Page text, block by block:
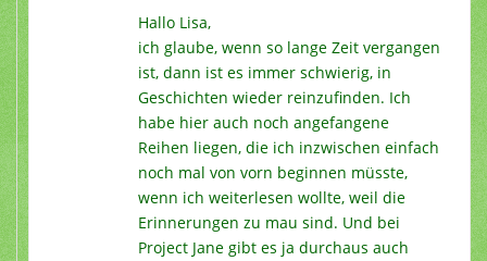
Hallo Lisa,
ich glaube, wenn so lange Zeit vergangen
ist, dann ist es immer schwierig, in
Geschichten wieder reinzufinden. Ich
habe hier auch noch angefangene
Reihen liegen, die ich inzwischen einfach
noch mal von vorn beginnen müsste,
wenn ich weiterlesen wollte, weil die
Erinnerungen zu mau sind. Und bei
Project Jane gibt es ja durchaus auch